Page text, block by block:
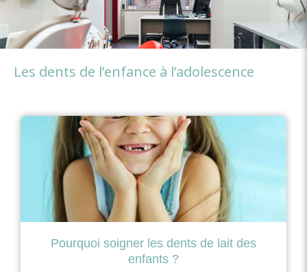
Les dents de l’enfance à l’adolescence
Pourquoi soigner les dents de lait des
enfants ?